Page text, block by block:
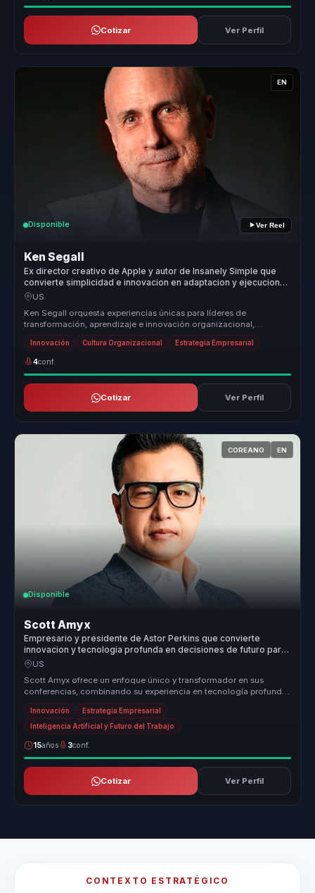
Cotizar Ver Perfil
EN
Disponible Ver Reel
Ken Segall
Ex director creativo de Apple y autor de Insanely Simple que
convierte simplicidad e innovacion en adaptacion y ejecucion
para empresas.
US
Ken Segall orquesta experiencias únicas para líderes de
transformación, aprendizaje e innovación organizacional,
ayudándoles a dejar atrá...
Innovación Cultura Organizacional Estrategia Empresarial
4conf.
Cotizar Ver Perfil
COREANO EN
Disponible
Scott Amyx
Empresario y presidente de Astor Perkins que convierte
innovacion y tecnologia profunda en decisiones de futuro para
lideres y empresas.
US
Scott Amyx ofrece un enfoque único y transformador en sus
conferencias, combinando su experiencia en tecnología profunda
y su visión sobr...
Innovación Estrategia Empresarial
Inteligencia Artificial y Futuro del Trabajo
15años 3conf.
Cotizar Ver Perfil
CONTEXTO ESTRATÉGICO